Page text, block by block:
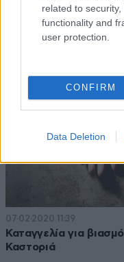
related to
functionality and
user protection.
CONFIRM
Data Deletion
07·02·2020 11:39
Καταγγελία για
Καστοριά